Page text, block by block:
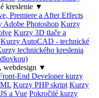
kreslenie ▼
Premiere a After Effects
Adobe Photoshop Kurzy
Kurzy 3D tlače a
Kurzy AutoCAD - technické
technického kreslenia
webdesign ▼
End Developer kurzy
Kurzy PHP skript Kurzy
a Vue Pokročilé kurzy